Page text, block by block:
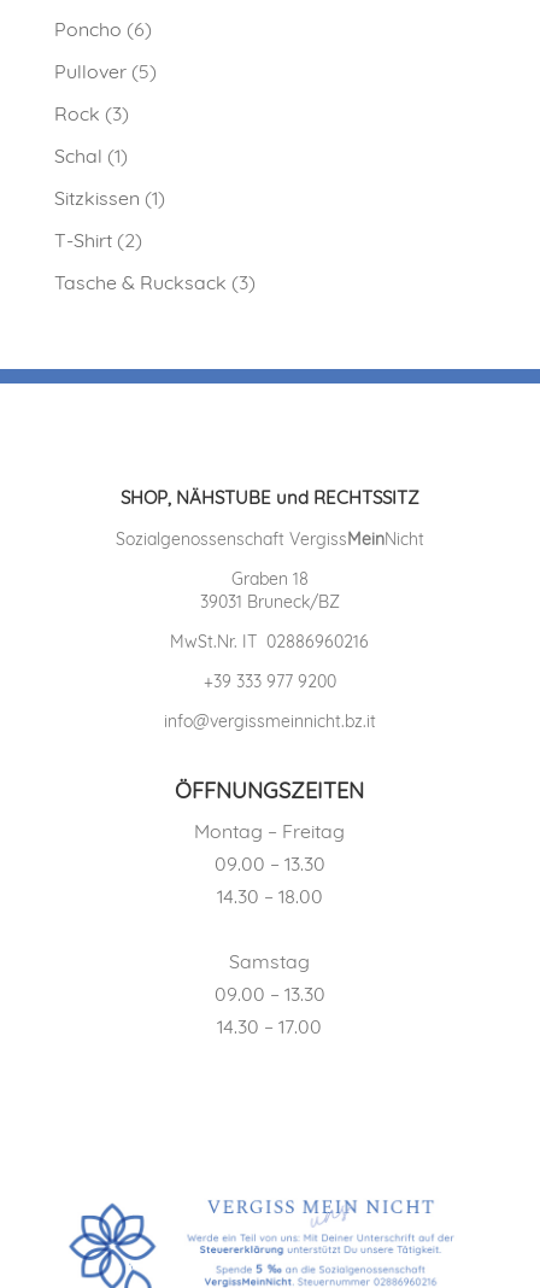
Poncho (6)
Pullover (5)
Rock (3)
Schal (1)
Sitzkissen (1)
T-Shirt (2)
Tasche & Rucksack (3)
SHOP, NÄHSTUBE und RECHTSSITZ
Sozialgenossenschaft VergissMeinNicht
Graben 18
39031 Bruneck/BZ
MwSt.Nr. IT 02886960216
+39 333 977 9200
info@vergissmeinnicht.bz.it
ÖFFNUNGSZEITEN
Montag – Freitag
09.00 – 13.30
14.30 – 18.00
Samstag
09.00 – 13.30
14.30 – 17.00